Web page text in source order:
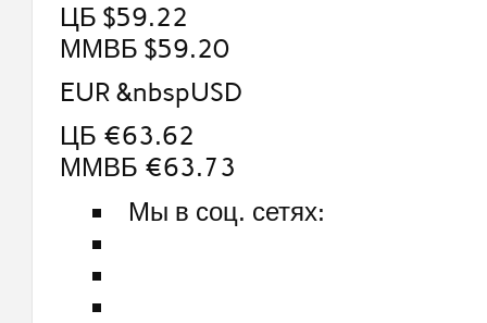
ЦБ $59.22
ММВБ $59.20
EUR &nbspUSD
ЦБ €63.62
ММВБ €63.73
Мы в соц. сетях: